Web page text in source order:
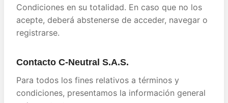
Condiciones en su totalidad. En caso que no los
acepte, deberá abstenerse de acceder, navegar o
registrarse.
Contacto C-Neutral S.A.S.
Para todos los fines relativos a términos y
condiciones, presentamos la información general